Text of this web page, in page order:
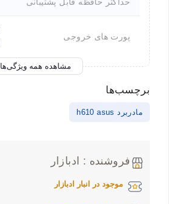
پورت های خروجی
مشاهده همه ویژگی‌ها
برچسب‌ها
مادربرد h610 asus
فروشنده : ادبازار
موجود در انبار ادبازار